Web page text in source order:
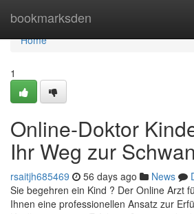
bookmarksden
Home
Home
1
Online-Doktor
Ihr Weg zur
rsaitjh685469 56 days ago News
Sie begehren ein Kind ? Der Online Arzt
Ihnen eine professionellen Ansatz zur